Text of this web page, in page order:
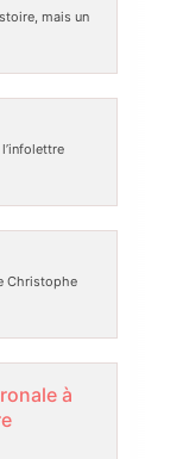
mais un
Christophe
à